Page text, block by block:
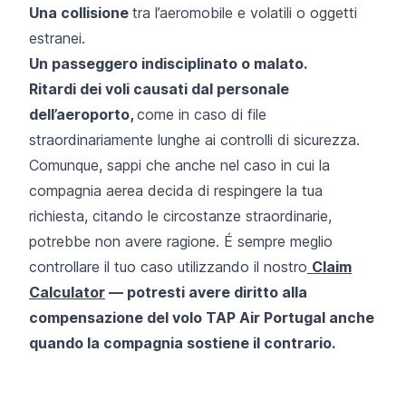
Una collisione tra l’aeromobile e volatili o oggetti
estranei.
Un passeggero indisciplinato o malato.
Ritardi dei voli causati dal personale
dell’aeroporto, come in caso di file
straordinariamente lunghe ai controlli di sicurezza.
Comunque, sappi che anche nel caso in cui la
compagnia aerea decida di respingere la tua
richiesta, citando le circostanze straordinarie,
potrebbe non avere ragione. É sempre meglio
controllare il tuo caso utilizzando il nostro Claim
Calculator — potresti avere diritto alla
compensazione del volo TAP Air Portugal anche
quando la compagnia sostiene il contrario.